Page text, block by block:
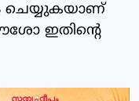
ചെയ്യുകയാണ്
ഇതിന്റെ